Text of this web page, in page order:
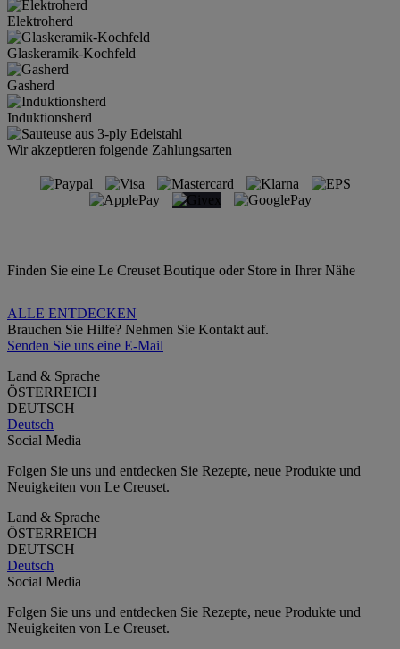
Elektroherd
Glaskeramik-Kochfeld
Gasherd
Induktionsherd
Wir akzeptieren folgende Zahlungsarten
Finden Sie eine Le Creuset Boutique oder Store in Ihrer Nähe
ALLE ENTDECKEN
Brauchen Sie Hilfe? Nehmen Sie Kontakt auf.
Senden Sie uns eine E-Mail
Land & Sprache
ÖSTERREICH
DEUTSCH
Deutsch
Social Media
Folgen Sie uns und entdecken Sie Rezepte, neue Produkte und
Neuigkeiten von Le Creuset.
Land & Sprache
ÖSTERREICH
DEUTSCH
Deutsch
Social Media
Folgen Sie uns und entdecken Sie Rezepte, neue Produkte und
Neuigkeiten von Le Creuset.